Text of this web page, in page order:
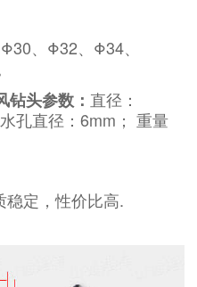
、Φ32、Φ34、
头参数： 直径：
孔直径：6mm； 重量
稳定，性价比高.